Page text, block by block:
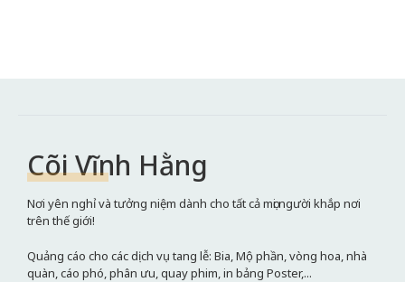
Cõi Vĩnh Hằng
Nơi yên nghỉ và tưởng niệm dành cho tất cả mọi người khắp nơi
trên thế giới!
Quảng cáo cho các dịch vụ tang lễ: Bia, Mộ phần, vòng hoa, nhà
quàn, cáo phó, phân ưu, quay phim, in bảng Poster,...